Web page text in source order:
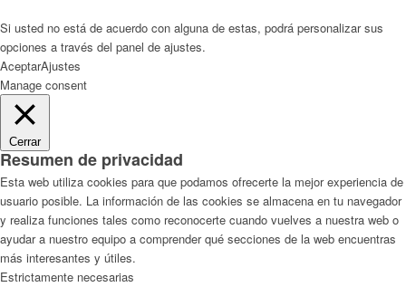
Si usted no está de acuerdo con alguna de estas, podrá personalizar sus
opciones a través del panel de ajustes.
AceptarAjustes
Manage consent
Cerrar
Resumen de privacidad
Esta web utiliza cookies para que podamos ofrecerte la mejor experiencia de
usuario posible. La información de las cookies se almacena en tu navegador
y realiza funciones tales como reconocerte cuando vuelves a nuestra web o
ayudar a nuestro equipo a comprender qué secciones de la web encuentras
más interesantes y útiles.
Estrictamente necesarias